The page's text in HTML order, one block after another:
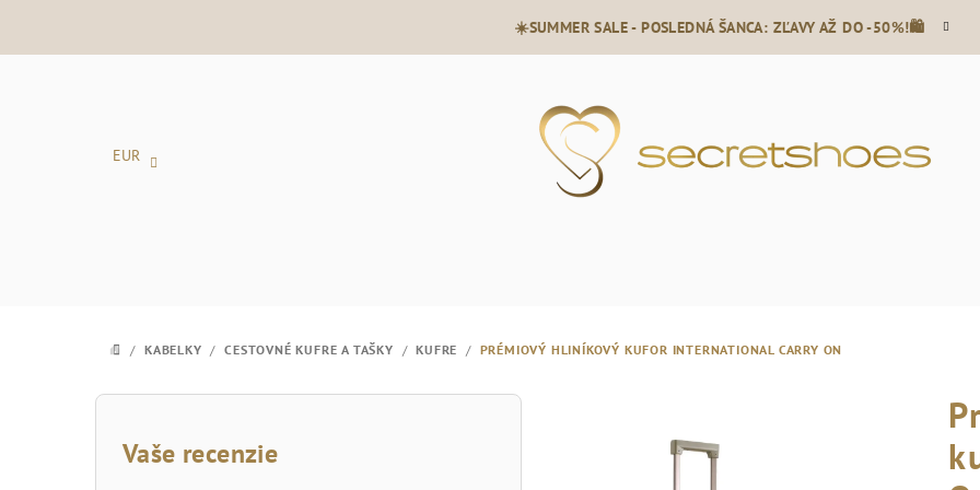
☀️SUMMER SALE - POSLEDNÁ ŠANCA: ZĽAVY AŽ DO -50%!🛍️
EUR
DOMOV
/ KABELKY / CESTOVNÉ KUFRE A TAŠKY / KUFRE / PRÉMIOVÝ HLINÍKOVÝ KUFOR INTERNATIONAL CARRY ON
B
Vaše recenzie